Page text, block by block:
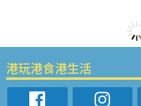
港玩港食港生活